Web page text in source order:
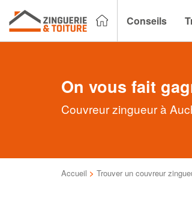
Conseils
On vous fait
Couvreur zingueur à
Accueil > Trouver un couvreur